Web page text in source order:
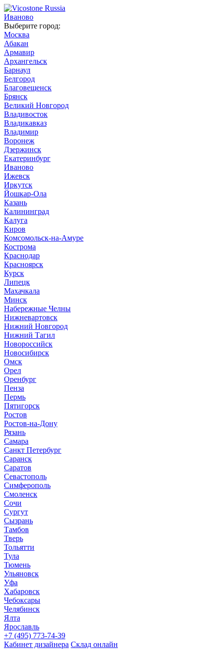
Иваново
Выберите город:
Москва
Абакан
Армавир
Архангельск
Барнаул
Белгород
Благовещенск
Брянск
Великий Новгород
Владивосток
Владикавказ
Владимир
Воронеж
Дзержинск
Екатеринбург
Иваново
Ижевск
Иркутск
Йошкар-Ола
Казань
Калининград
Калуга
Киров
Комсомольск-на-Амуре
Кострома
Краснодар
Красноярск
Курск
Липецк
Махачкала
Минск
Набережные Челны
Нижневартовск
Нижний Новгород
Нижний Тагил
Новороссийск
Новосибирск
Омск
Орел
Оренбург
Пенза
Пермь
Пятигорск
Ростов
Ростов-на-Дону
Рязань
Самара
Санкт Петербург
Саранск
Саратов
Севастополь
Симферополь
Смоленск
Сочи
Сургут
Сызрань
Тамбов
Тверь
Тольятти
Тула
Тюмень
Ульяновск
Уфа
Хабаровск
Чебоксары
Челябинск
Ялта
Ярославль
+7 (495) 773-74-39
Кабинет дизайнера Склад онлайн